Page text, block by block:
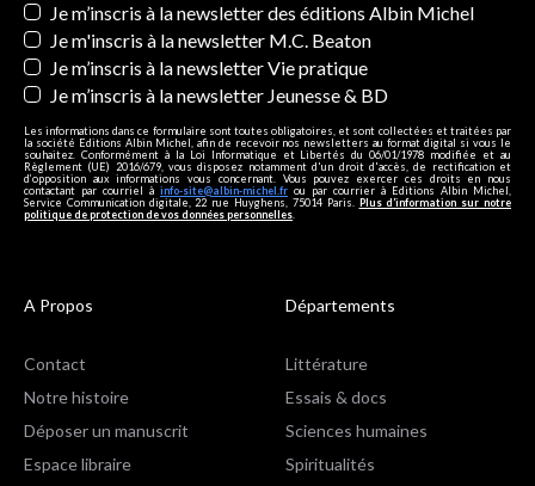
Newsletters
Je m’inscris à la newsletter des éditions Albin Michel
Je m'inscris à la newsletter M.C. Beaton
Je m’inscris à la newsletter Vie pratique
Je m’inscris à la newsletter Jeunesse & BD
Les informations dans ce formulaire sont toutes obligatoires, et sont collectées et traitées par
la société Editions Albin Michel, afin de recevoir nos newsletters au format digital si vous le
souhaitez. Conformément à la Loi Informatique et Libertés du 06/01/1978 modifiée et au
Règlement (UE) 2016/679, vous disposez notamment d'un droit d'accès, de rectification et
d’opposition aux informations vous concernant. Vous pouvez exercer ces droits en nous
contactant par courriel à info-site@albin-michel.fr ou par courrier à Editions Albin Michel,
Service Communication digitale, 22 rue Huyghens, 75014 Paris. Plus d’information sur notre
politique de protection de vos données personnelles
A Propos
Contact
Notre histoire
Déposer un manuscrit
Espace libraire
Départements
Littérature
Essais & docs
Sciences humaines
Spiritualités